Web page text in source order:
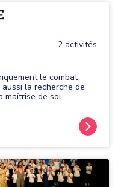
2 activités
le combat
la recherche de
maîtrise de soi.
qui
de ces thèmes
pour le